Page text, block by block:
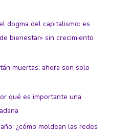
dogma del capitalismo: es
bienestar» sin crecimiento
muertas: ahora son solo
qué es importante una
¿cómo moldean las redes